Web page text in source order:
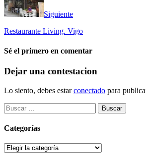
Siguiente
Restaurante Living. Vigo
Sé el primero en comentar
Dejar una contestacion
Lo siento, debes estarconectado para
Buscar:
Categorías
Categorías